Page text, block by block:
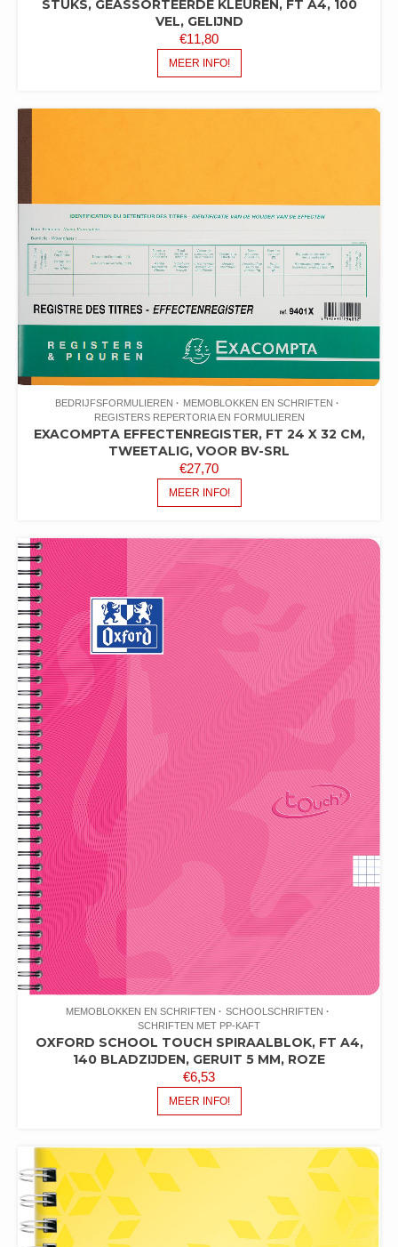
STUKS, GEASSORTEERDE KLEUREN, FT A4, 100
VEL, GELIJND
€11,80
MEER INFO!
BEDRIJFSFORMULIEREN
MEMOBLOKKEN EN SCHRIFTEN
REGISTERS REPERTORIA EN FORMULIEREN
EXACOMPTA EFFECTENREGISTER, FT 24 X 32 CM,
TWEETALIG, VOOR BV-SRL
€27,70
MEER INFO!
MEMOBLOKKEN EN SCHRIFTEN
SCHOOLSCHRIFTEN
SCHRIFTEN MET PP-KAFT
OXFORD SCHOOL TOUCH SPIRAALBLOK, FT A4,
140 BLADZIJDEN, GERUIT 5 MM, ROZE
€6,53
MEER INFO!